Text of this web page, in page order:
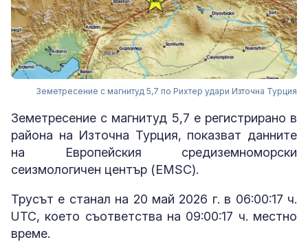
Земетресение с магнитуд 5,7 по Рихтер удари Източна Турция
Земетресение с магнитуд 5,7 е регистрирано в
района на Източна Турция, показват данните
на Европейския средиземноморски
сеизмологичен център (EMSC).
Трусът е станал на 20 май 2026 г. в 06:00:17 ч.
UTC, което съответства на 09:00:17 ч. местно
време.